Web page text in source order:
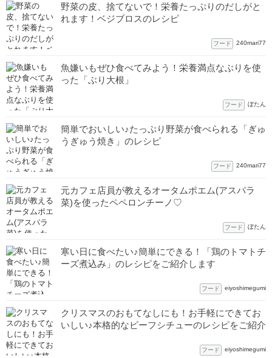
野菜の皮、捨てないで！栄養たっぷりのだしがと
れます！ベジブロスのレシピ
フード 240mari77
魚嫌いもぜひ食べてみよう！栄養満点なぶりを使
った「ぶり大根」
フード ぼたん
簡単でおいしい♪たっぷり野菜が食べられる「ぎゅ
うぎゅう焼き」のレシピ
フード 240mari77
元カフェ店員が教えるオータムポエム(アスパラ
菜)を使ったペペロンチーノ♡
フード ぼたん
寒い日に食べたい♪簡単にできる！「鶏のトマトチ
ーズ煮込み」のレシピをご紹介します
フード eiyoshimegumi
クリスマスのおもてなしにも！お手軽にできてお
いしい♪本格的なビーフシチューのレシピをご紹介
フード eiyoshimegumi